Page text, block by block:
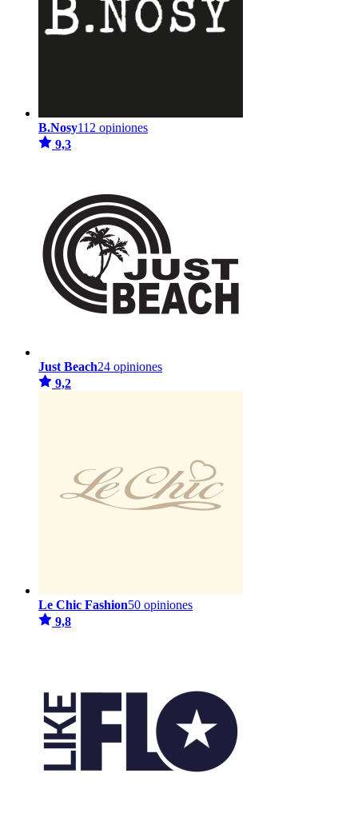
B.Nosy112 opiniones
9,3
Just Beach24 opiniones
9,2
Le Chic Fashion50 opiniones
9,8